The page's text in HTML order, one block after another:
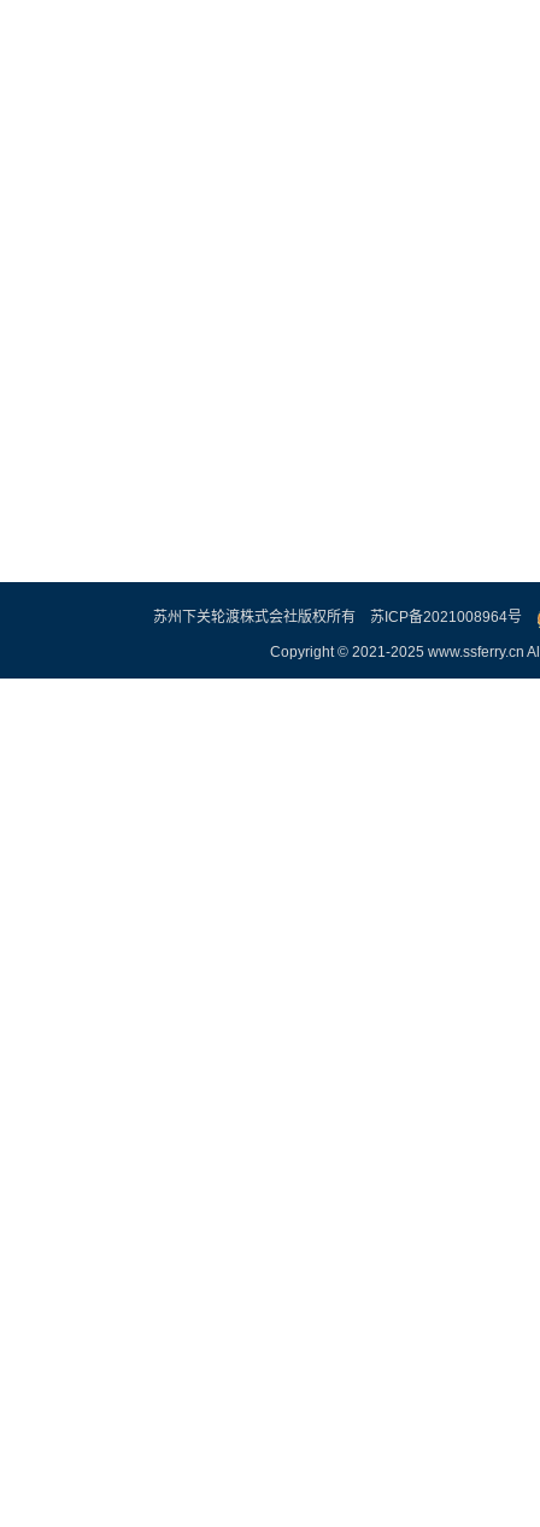
苏州下关轮渡株式会社版权所有 苏ICP备2021008964号
Copyright © 2021-2025 www.ssferry.cn